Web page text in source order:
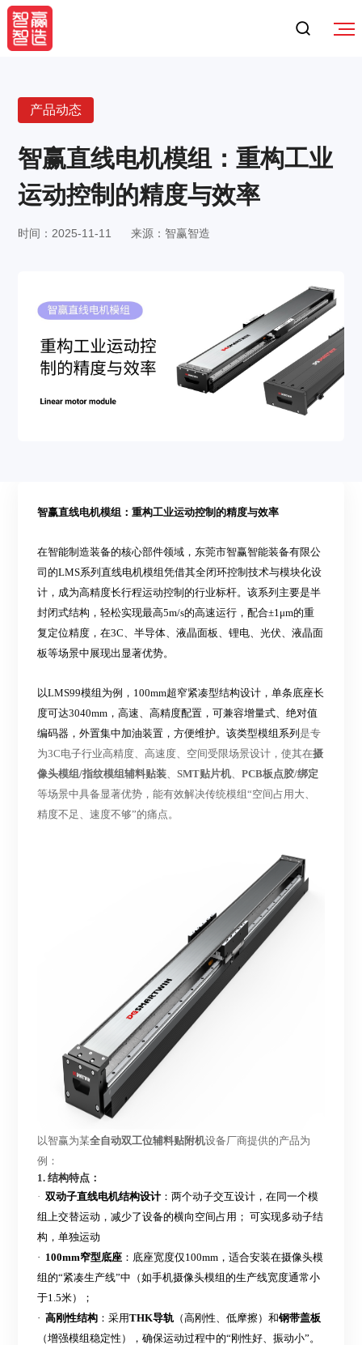
产品动态
智赢直线电机模组：重构工业
运动控制的精度与效率
时间：2025-11-11 来源：智赢智造
智赢直线电机模组：重构工业运动控制的精度与效率
在智能制造装备的核心部件领域， 东莞市智赢智能装备有限公
司的LMS系列直线电机模组凭借其全闭环控制技术与模块化设
计，成为高精度长行程运动控制的行业标杆。该系列主要是半
封闭式结构 ，轻松实现最高5m/s的高速运行 ，配合±1μm的重
复定位精度，在3C、半导体、液晶面板、锂电、光伏、液晶面
板等场景中展现出 显著优势。
以LMS99模组为例， 100mm超窄紧凑型结构设计，单条底座长
度可达3040mm ，高速、高精度配置，可兼容增量式、绝对值
编码器，外置集中加油装置，方便维护。该类型模组系列是专
为3C电子行业高精度、高速度、空间受限场景设计，使其在摄
像头模组/指纹模组辅料贴装 、SMT贴片机、PCB板点胶/绑定
等场景中具备显著优势，能有效解决传统模组“空间占用大、
精度不足、速度不够”的痛点。
以智赢为某全自动双工位辅料贴附机设备厂商提供的产品为
例：
1. 结构特点：
· 双动子直线电机结构设计：两个动子交互设计，在同一个模
组上交替运动，减少了设备的横向空间占用； 可实现多动子结
构，单独运动
· 100mm窄型底座 ：底座宽度仅 100mm，适合安装在摄像头模
组的“紧凑生产线”中（如手机摄像头模组的生产线宽度通常小
于1.5米）；
·高刚性结构 ：采用THK导轨 （高刚性、低摩擦）和钢带盖板
（增强模组稳定性），确保运动过程中的“刚性好、振动小”。